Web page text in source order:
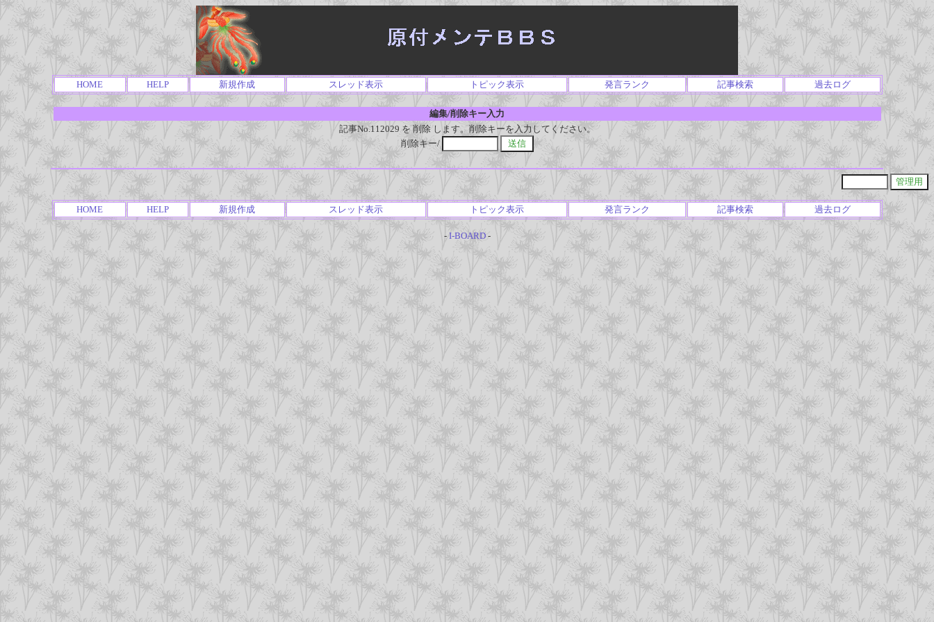
HOME HELP 新規作成 スレッド表示 トピック表示 発言ランク 記事検索 過去ログ
編集/削除キー入力
記事No.112029 を 削除 します。削除キーを入力してください。
削除キー/
HOME HELP 新規作成 スレッド表示 トピック表示 発言ランク 記事検索 過去ログ
- I-BOARD-